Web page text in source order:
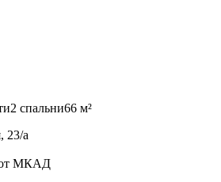
2 спальни66 м²
23/а
МКАД